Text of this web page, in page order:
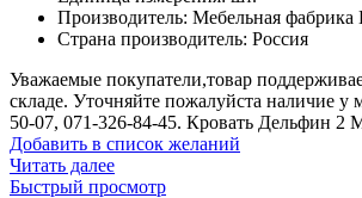
Производитель: Мебельная
Страна производитель: Россия
Уважаемые покупатели,товар
складе. Уточняйте пожалуйста наличие у
50-07, 071-326-84-45. Кровать Дельфин
Добавить в список желаний
Читать далее
Быстрый просмотр